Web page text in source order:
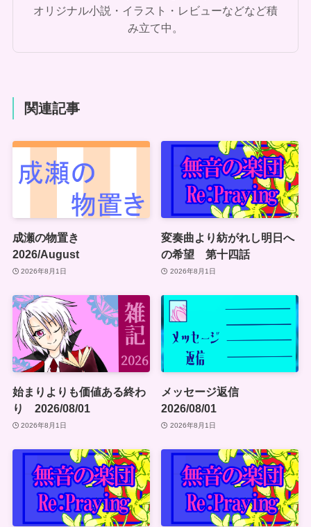
オリジナル小説・イラスト・レビューなどなど積
み立て中。
関連記事
成瀬の物置き
2026/August
2026年8月1日
変奏曲より紡がれし明日へ
の希望 第十四話
2026年8月1日
始まりよりも価値ある終わ
り 2026/08/01
2026年8月1日
メッセージ返信
2026/08/01
2026年8月1日